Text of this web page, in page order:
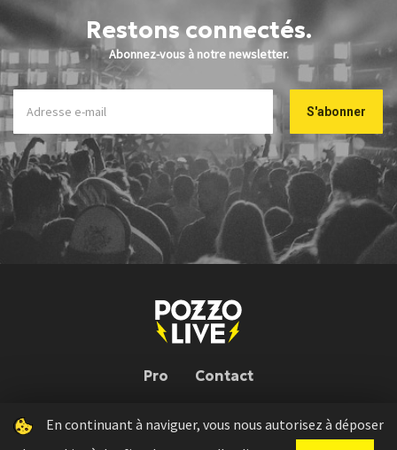
Restons connectés.
Abonnez-vous à notre newsletter.
Pro Contact
Pozzo Live © 2026 | Conception : Pozzo Team, avec l'aide deBloop
En continuant à naviguer, vous nous autorisez à déposer